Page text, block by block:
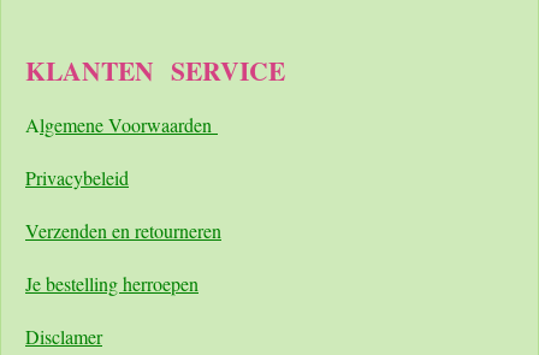
KLANTEN SERVICE
Algemene Voorwaarden
Privacybeleid
Verzenden en retourneren
Je bestelling herroepen
Disclamer